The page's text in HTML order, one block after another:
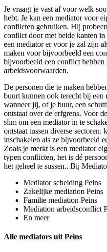
Je vraagt je vast af voor welk
hebt. Je kan een mediator voor
conflicten gebruiken. Hij
conflict door met beide kanten
een mediator er voor je zal zijn
maken voor bijvoorbeeld een
bijvoorbeeld een conflict
arbeidsvoorwaarden.
De personen die te maken
buurt kunnen ook terecht bij
wanneer jij, of je buur, een
ontstaat over de erfgrens. Voor
slim om een mediator in te
ontstaat tussen diverse sectoren.
inschakelen als ze bijvoorbeeld
Zoals je merkt is een mediator
typen conflicten, het is dé
het geheel te sussen.. Bij
Mediator scheiding Peins
Zakelijke mediation Peins
Familie mediation Peins
Mediation arbeidsconflict
En meer
Alle mediators uit Peins